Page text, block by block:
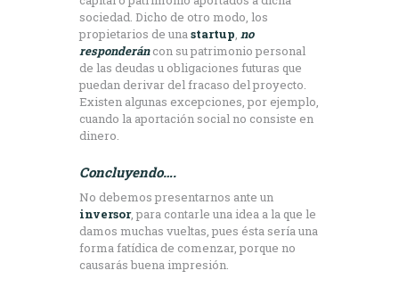
sociedad. Dicho de otro modo, los
propietarios de unastartup, no
responderáncon su patrimonio personal
de las deudas u obligaciones futuras que
puedan derivar del fracaso del proyecto.
Existen algunas excepciones, por ejemplo,
cuando la aportación social no consiste en
dinero.
Concluyendo….
No debemos presentarnos ante un
inversor, para contarle una idea a la que le
damos muchas vueltas, pues ésta sería una
forma fatídica de comenzar, porque no
causarás buena impresión.